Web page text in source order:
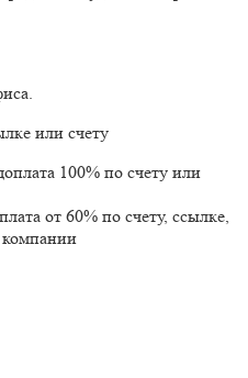
или счету
100% по счету или
от 60% по счету, ссылке,
компании